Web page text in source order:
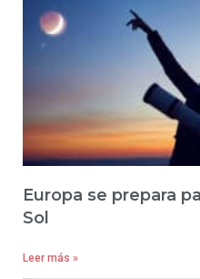
Europa se prepara
Sol
Leer más »